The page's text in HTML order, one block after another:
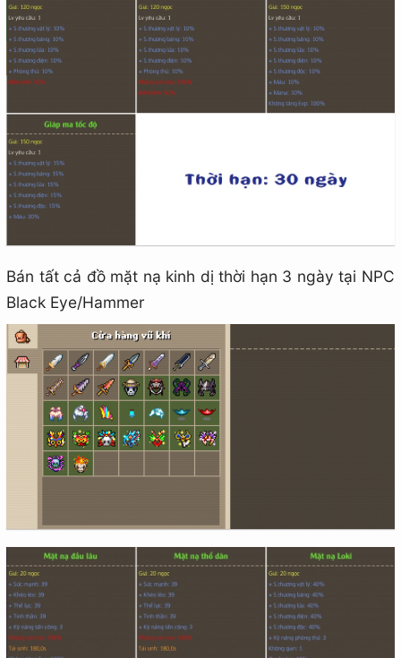
Bán tất cả đồ mặt nạ kinh dị thời hạn 3 ngày tại NPC
Black Eye/Hammer